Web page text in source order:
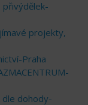
přivýdělek-
projekty,
Praha
dle dohody-